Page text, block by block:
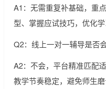
A1：无需重复补基础，重
型、掌握应试技巧，优化
Q2：线上一对一辅导是否
A2：不会，平台精准匹配
教学节奏稳定，避免师生磨